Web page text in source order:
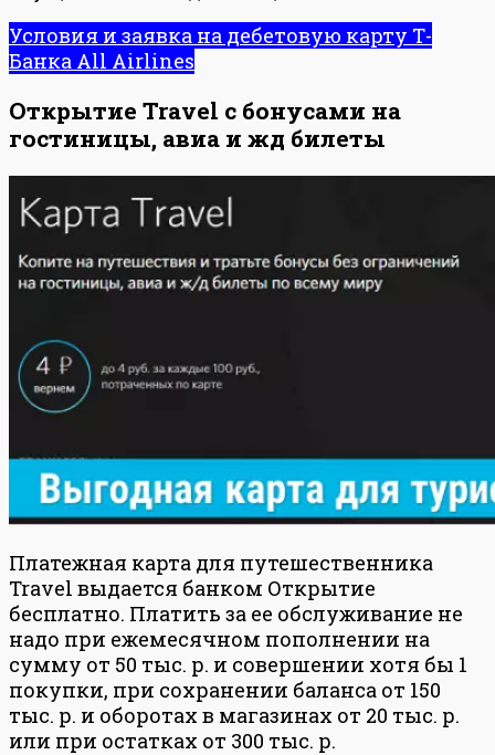
Условия и заявка на дебетовую карту Т-
Банка All Airlines
Открытие Travel с бонусами на
гостиницы, авиа и жд билеты
Платежная карта для путешественника
Travel выдается банком Открытие
бесплатно. Платить за ее обслуживание не
надо при ежемесячном пополнении на
сумму от 50 тыс. р. и совершении хотя бы 1
покупки, при сохранении баланса от 150
тыс. р. и оборотах в магазинах от 20 тыс. р.
или при остатках от 300 тыс. р.